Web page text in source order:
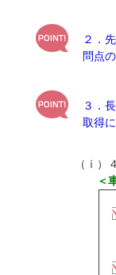
２．
問点
３．
取得
（ⅰ）
＜車